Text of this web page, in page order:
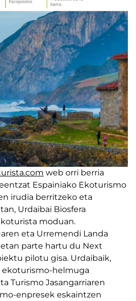
web orri berria
Espainiako Ekoturismo
irudia berritzeko eta
Urdaibai Biosfera
moduan.
eta Urremendi Landa
parte hartu du Next
pilotu gisa. Urdaibaik,
ekoturismo-helmuga
Turismo Jasangarriaren
enpresek eskaintzen